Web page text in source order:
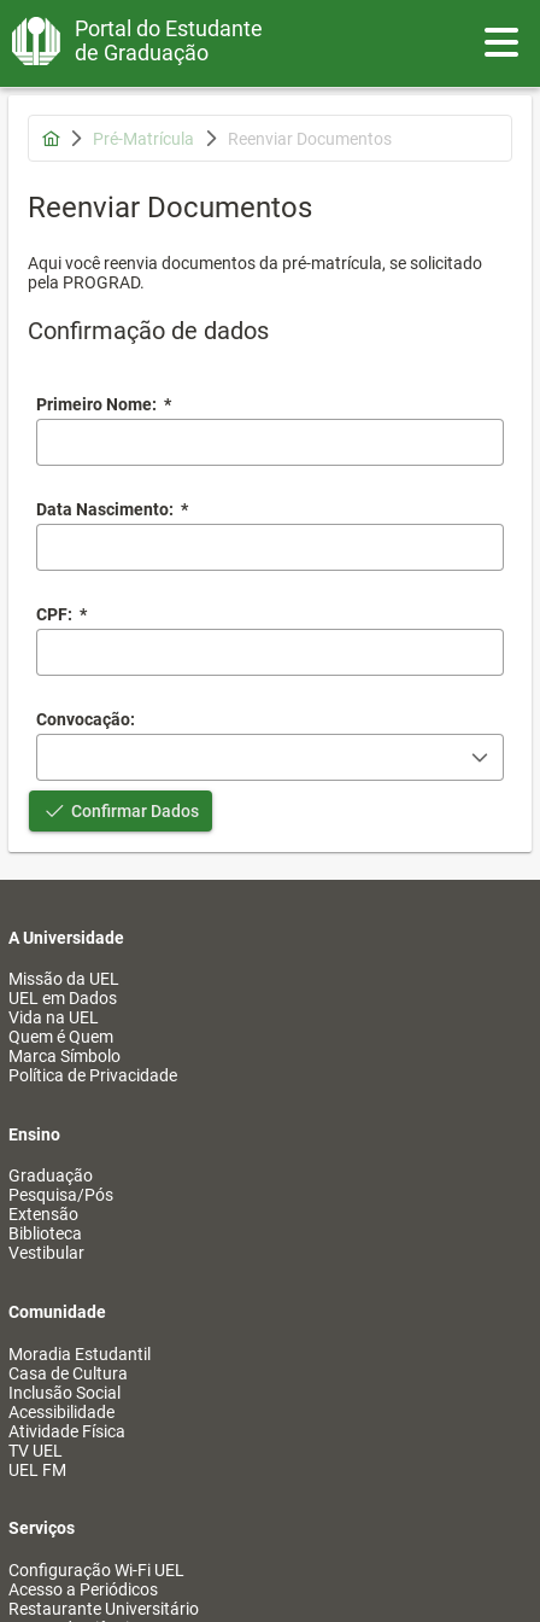
Portal do Estudante
de Graduação
Pré-Matrícula Reenviar Documentos
Reenviar Documentos
Aqui você reenvia documentos da pré-matrícula, se solicitado
pela PROGRAD.
Confirmação de dados
Primeiro Nome: *
Data Nascimento: *
CPF: *
Convocação:
Confirmar Dados
A Universidade
Missão da UEL
UEL em Dados
Vida na UEL
Quem é Quem
Marca Símbolo
Política de Privacidade
Ensino
Graduação
Pesquisa/Pós
Extensão
Biblioteca
Vestibular
Comunidade
Moradia Estudantil
Casa de Cultura
Inclusão Social
Acessibilidade
Atividade Física
TV UEL
UEL FM
Serviços
Configuração Wi-Fi UEL
Acesso a Periódicos
Restaurante Universitário